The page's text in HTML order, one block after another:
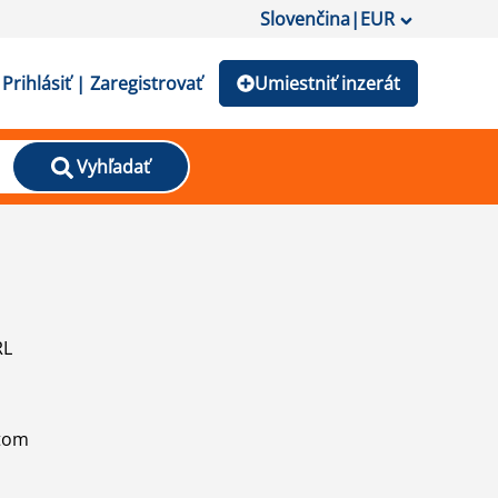
Slovenčina|EUR
Prihlásiť | Zaregistrovať Umiestniť inzerát
Vyhľadať